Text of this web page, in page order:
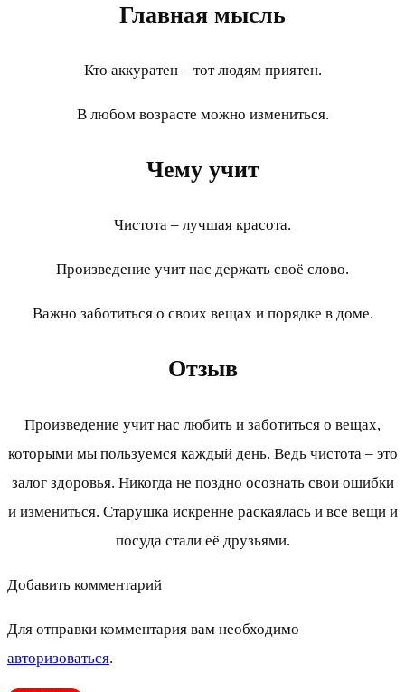
Главная мысль
Кто аккуратен – тот людям приятен.
В любом возрасте можно измениться.
Чему учит
Чистота – лучшая красота.
Произведение учит нас держать своё слово.
Важно заботиться о своих вещах и порядке в доме.
Отзыв
Произведение учит нас любить и заботиться о вещах,
которыми мы пользуемся каждый день. Ведь чистота – это
залог здоровья. Никогда не поздно осознать свои ошибки
и измениться. Старушка искренне раскаялась и все вещи и
посуда стали её друзьями.
Добавить комментарий
Для отправки комментария вам необходимо
авторизоваться.